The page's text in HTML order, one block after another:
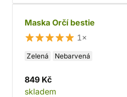
Maska Orčí bestie
1×
Zelená Nebarvená
849 Kč
skladem